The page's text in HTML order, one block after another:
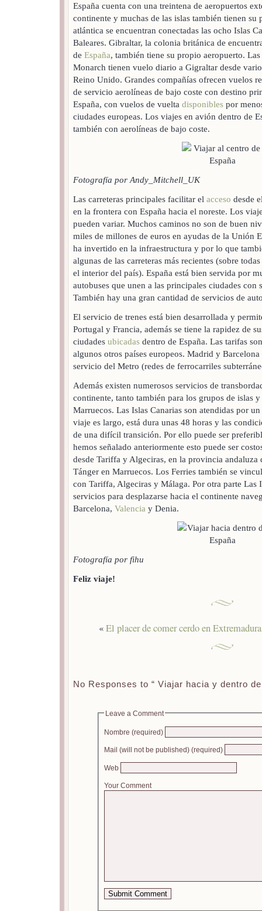
España cuenta con una treintena de aeropuertos
continente y muchas de las islas también tienen su
atlántica se encuentran conectadas las ocho Islas
Baleares. Gibraltar, la colonia británica de
de España, también tiene su propio aeropuerto.
Monarch tienen vuelo diario a Gigraltar desde
Reino Unido. Grandes compañías ofrecen vuelos
de servicio aerolíneas de bajo coste con destino
España, con vuelos de vuelta disponibles por
ciudades europeas. Los viajes en avión dentro de
también con aerolíneas de bajo coste.
Fotografía por Andy_Mitchell_UK
Las carreteras principales facilitar el acceso desde
en la frontera con España hacia el noreste. Los
pueden variar. Muchos caminos no son de buen
miles de millones de euros en ayudas de la Unión
ha invertido en la infraestructura y por lo que
algunas de las carreteras más recientes (sobre
el interior del país). España está bien servida por
autobuses que unen a las principales ciudades con
También hay una gran cantidad de servicios de
El servicio de trenes está bien desarrollada y
Portugal y Francia, además se tiene la rapidez de
ciudades ubicadas dentro de España. Las tarifas
algunos otros países europeos. Madrid y
servicio del Metro (redes de ferrocarriles
Además existen numerosos servicios de
continente, tanto también para los grupos de islas
Marruecos. Las Islas Canarias son atendidas por un
viaje es largo, está dura unas 48 horas y las
de una difícil transición. Por ello puede ser
hemos señalado anteriormente esto puede ser
desde Tariffa y Algeciras, en la provincia andaluza
Tánger en Marruecos. Los Ferries también se
con Tariffa, Algeciras y Málaga. Por otra parte Las
servicios para desplazarse hacia el continente
Barcelona, Valencia y Denia.
Fotografía por fihu
Feliz viaje!
«El placer de comer cerdo en Extremadura
No Responses to “ Viajar hacia y dentro
Leave a Comment
Nombre (required)
Mail (will not be published) (required)
Web
Your Comment